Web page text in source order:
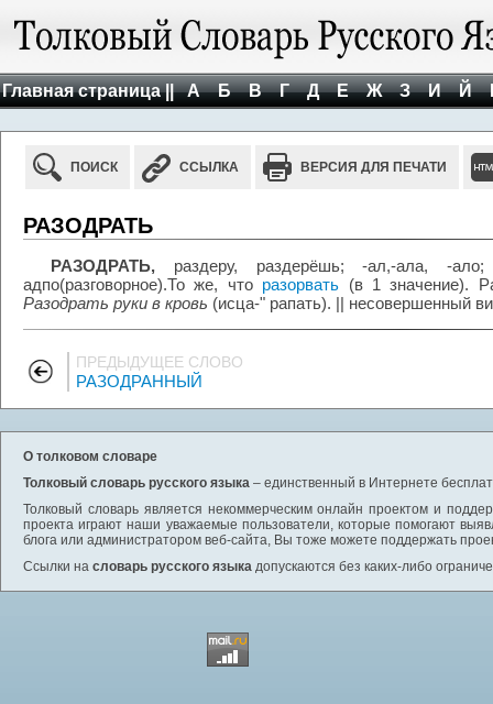
Главная страница || А Б В Г Д Е Ж З И Й
ПОИСК ССЫЛКА ВЕРСИЯ ДЛЯ ПЕЧАТИ
РАЗОДРАТЬ
РАЗОДРАТЬ, раздеру, раздерёшь; -ал,-ала, -
адпо(разговорное).То же, что разорвать (в 1 значение).
Разодрать руки в кровь (исца-" рапать). || несовершенный
ПРЕДЫДУЩЕЕ СЛОВО
РАЗОДРАННЫЙ
О толковом словаре
Толковый словарь русского языка – единственный в Интернете
Толковый словарь является некоммерческим онлайн проектом и
проекта играют наши уважаемые пользователи, которые помогают
блога или администратором веб-сайта, Вы тоже можете поддержать
Ссылки на словарь русского языка допускаются без каких-либо